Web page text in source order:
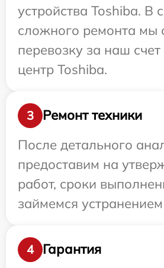
устройства Toshiba. В
сложного ремонта мы
перевозку за наш
центр Toshiba.
3
Ремонт техники
После детального
предоставим на
работ, сроки
займемся
4 Гарантия